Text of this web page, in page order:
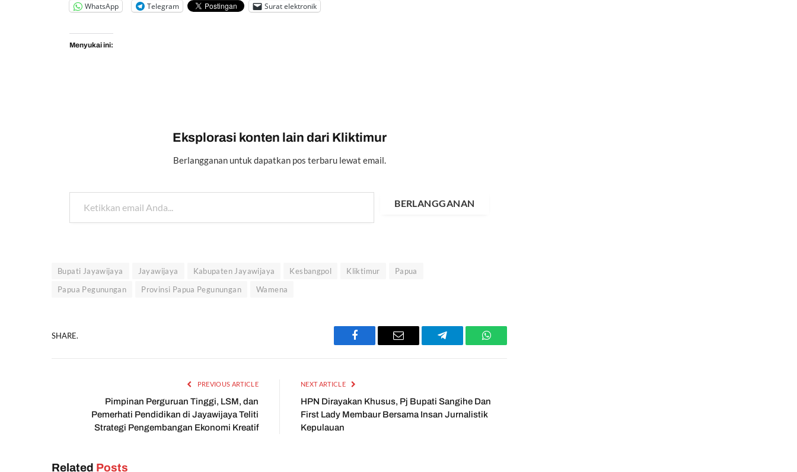
WhatsApp Telegram Surat elektronik
Menyukai ini:
Eksplorasi konten lain dari Kliktimur
Berlangganan untuk dapatkan pos terbaru lewat email.
Ketikkan email Anda...
BERLANGGANAN
Bupati Jayawijaya Jayawijaya Kabupaten Jayawijaya Kesbangpol Kliktimur
Papua
Papua Pegunungan
Provinsi Papua Pegunungan Wamena
SHARE.
Facebook Email Telegram WhatsApp
PREVIOUS ARTICLE
Pimpinan Perguruan Tinggi, LSM, dan
Pemerhati Pendidikan di Jayawijaya Teliti
Strategi Pengembangan Ekonomi Kreatif
NEXT ARTICLE
HPN Dirayakan Khusus, Pj Bupati Sangihe Dan
First Lady Membaur Bersama Insan Jurnalistik
Kepulauan
Related Posts